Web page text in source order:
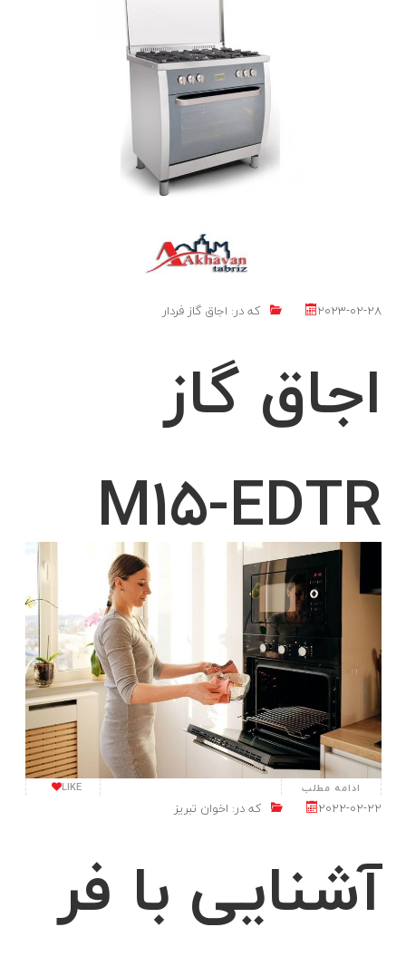
2023-02-28 که در: اجاق گاز فردار
اجاق گاز
M15-EDTR
مبله اخوان
اجاق گاز M15-EDTR مبله اخوان اجاق گاز M15-EDTR از جمله گازهای مرغوب
برند اخوان می باشد. گاز m15 ساخته شده از استیل و شیشه است که دارای
ظاهر بسیار زیبایی
LIKE ادامه مطلب
2022-02-22 که در: اخوان تبریز
آشنایی با فر